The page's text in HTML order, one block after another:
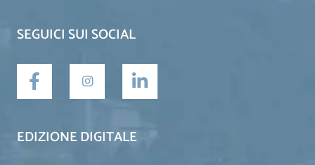
SEGUICI SUI SOCIAL
EDIZIONE DIGITALE